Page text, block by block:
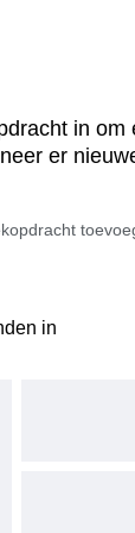
in om
er
in